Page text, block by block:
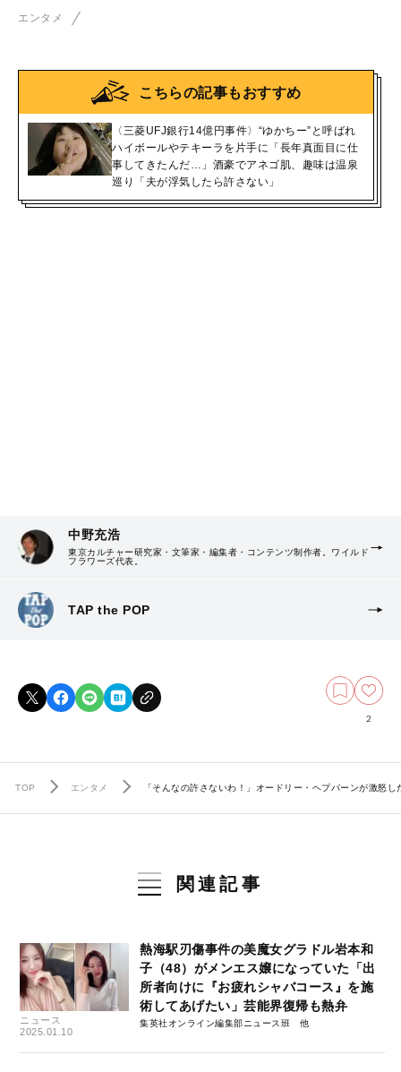
エンタメ
こちらの記事もおすすめ
〈三菱UFJ銀行14億円事件〉“ゆかちー”と呼ばれ
ハイボールやテキーラを片手に「長年真面目に仕
事してきたんだ…」酒豪でアネゴ肌、趣味は温泉
巡り「夫が浮気したら許さない」
中野充浩
東京カルチャー研究家・文筆家・編集者・コンテンツ制作者。ワイルド
フラワーズ代表。
TAP the POP
2
TOP エンタメ 「そんなの許さないわ！」オードリー・ヘプバーンが激怒
関連記事
ニュース
2025.01.10
熱海駅刃傷事件の美魔女グラドル岩本和
子（48）がメンエス嬢になっていた「出
所者向けに『お疲れシャバコース』を施
術してあげたい」芸能界復帰も熱弁
集英社オンライン編集部ニュース班